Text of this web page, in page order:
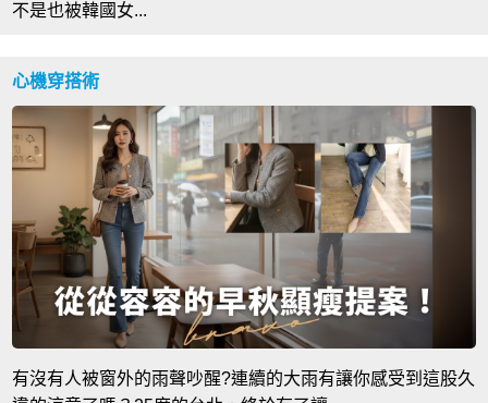
不是也被韓國女...
心機穿搭術
有沒有人被窗外的雨聲吵醒?連續的大雨有讓你感受到這股久